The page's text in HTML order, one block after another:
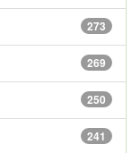
273
269
250
241